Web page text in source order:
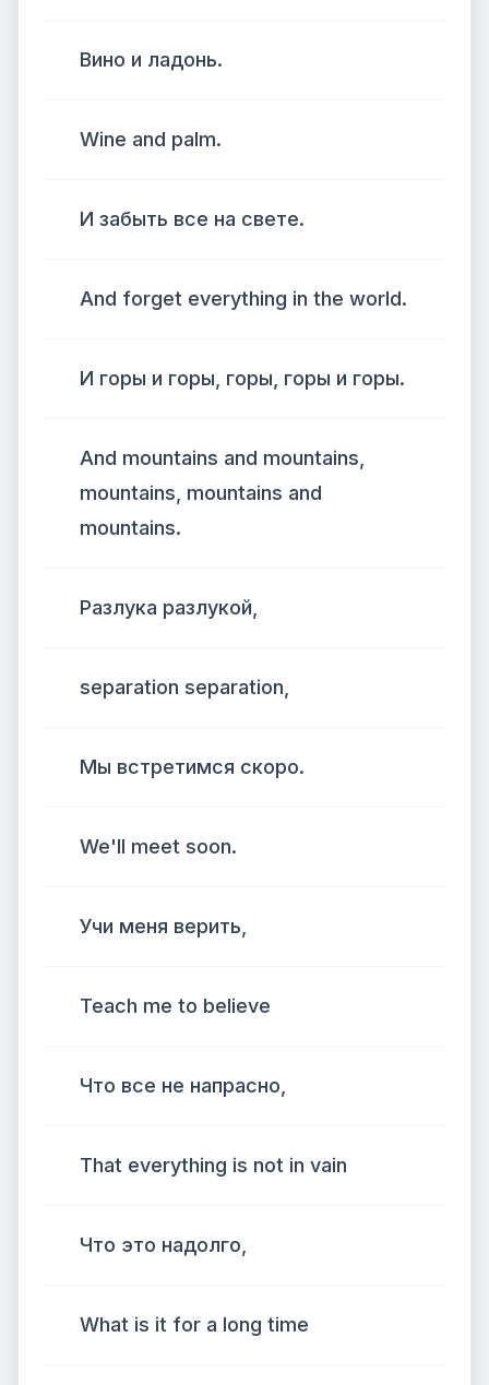
Вино и ладонь.
Wine and palm.
И забыть все на свете.
And forget everything in the world.
И горы и горы, горы, горы и горы.
And mountains and mountains,
mountains, mountains and
mountains.
Разлука разлукой,
separation separation,
Мы встретимся скоро.
We'll meet soon.
Учи меня верить,
Teach me to believe
Что все не напрасно,
That everything is not in vain
Что это надолго,
What is it for a long time